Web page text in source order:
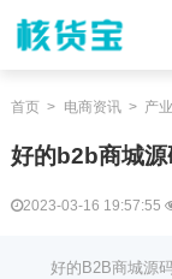
首页 电商资讯 产
好的b2b商城源
2023-03-16 19:57:55
好的B2B商城源